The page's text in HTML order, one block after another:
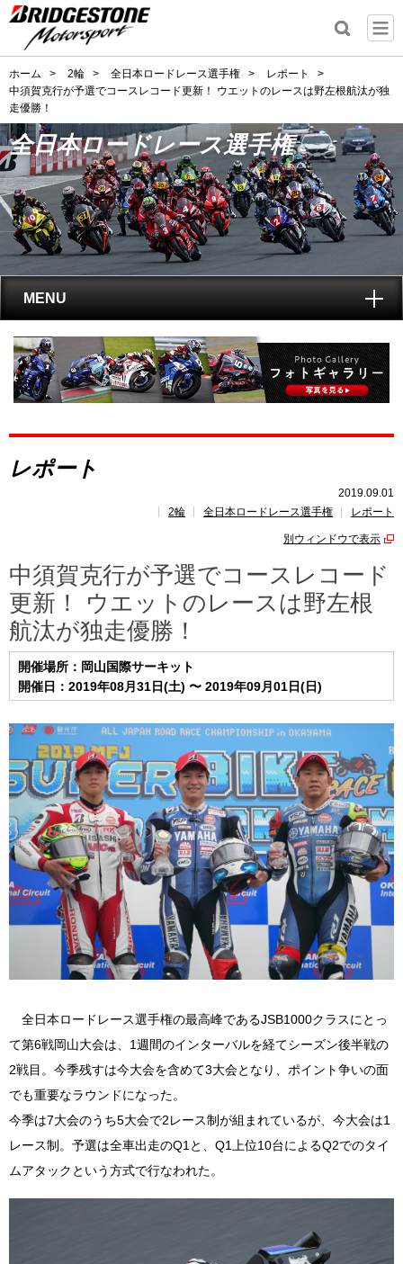
ホーム > 2輪 > 全日本ロードレース選手権 > レポート
>
中須賀克行が予選でコースレコード更新！ ウエットのレースは野左根航汰が独
走優勝！
全日本ロードレース選手権
MENU
トップ
全日本ロードレース選手権とは?
レポート
速報
ポイントランキング
レポート
2019.09.01
2輪
全日本ロードレース選手権 レポート
別ウィンドウで表示
中須賀克行が予選でコースレコード
更新！ ウエットのレースは野左根
航汰が独走優勝！
開催場所：岡山国際サーキット
開催日：2019年08月31日(土) 〜 2019年09月01日(日)
全日本ロードレース選手権の最高峰であるJSB1000クラスにとっ
て第6戦岡山大会は、1週間のインターバルを経てシーズン後半戦の
2戦目。今季残すは今大会を含めて3大会となり、ポイント争いの面
でも重要なラウンドになった。
今季は7大会のうち5大会で2レース制が組まれているが、今大会は1
レース制。予選は全車出走のQ1と、Q1上位10台によるQ2でのタイ
ムアタックという方式で行なわれた。